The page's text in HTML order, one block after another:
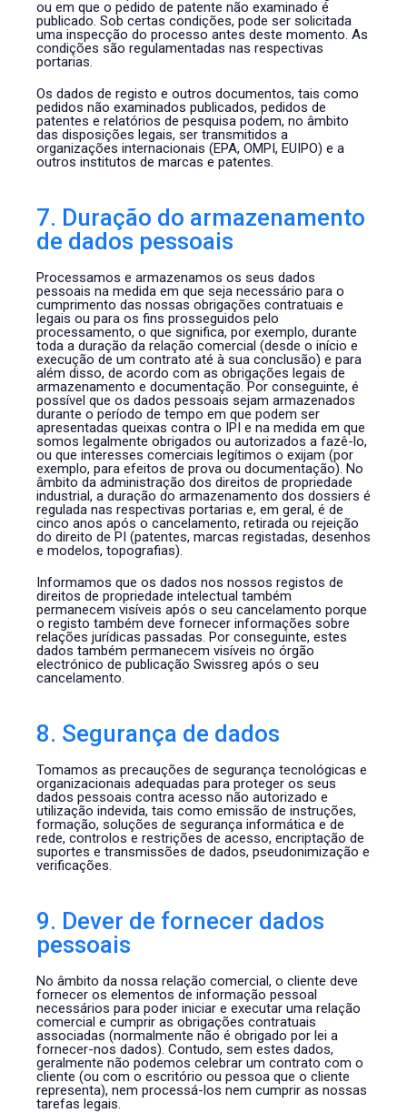
ou em que o pedido de patente não examinado é
publicado. Sob certas condições, pode ser solicitada
uma inspecção do processo antes deste momento. As
condições são regulamentadas nas respectivas
portarias.
Os dados de registo e outros documentos, tais como
pedidos não examinados publicados, pedidos de
patentes e relatórios de pesquisa podem, no âmbito
das disposições legais, ser transmitidos a
organizações internacionais (EPA, OMPI, EUIPO) e a
outros institutos de marcas e patentes.
7. Duração do armazenamento
de dados pessoais
Processamos e armazenamos os seus dados
pessoais na medida em que seja necessário para o
cumprimento das nossas obrigações contratuais e
legais ou para os fins prosseguidos pelo
processamento, o que significa, por exemplo, durante
toda a duração da relação comercial (desde o início e
execução de um contrato até à sua conclusão) e para
além disso, de acordo com as obrigações legais de
armazenamento e documentação. Por conseguinte, é
possível que os dados pessoais sejam armazenados
durante o período de tempo em que podem ser
apresentadas queixas contra o IPI e na medida em que
somos legalmente obrigados ou autorizados a fazê-lo,
ou que interesses comerciais legítimos o exijam (por
exemplo, para efeitos de prova ou documentação). No
âmbito da administração dos direitos de propriedade
industrial, a duração do armazenamento dos dossiers é
regulada nas respectivas portarias e, em geral, é de
cinco anos após o cancelamento, retirada ou rejeição
do direito de PI (patentes, marcas registadas, desenhos
e modelos, topografias).
Informamos que os dados nos nossos registos de
direitos de propriedade intelectual também
permanecem visíveis após o seu cancelamento porque
o registo também deve fornecer informações sobre
relações jurídicas passadas. Por conseguinte, estes
dados também permanecem visíveis no órgão
electrónico de publicação Swissreg após o seu
cancelamento.
8. Segurança de dados
Tomamos as precauções de segurança tecnológicas e
organizacionais adequadas para proteger os seus
dados pessoais contra acesso não autorizado e
utilização indevida, tais como emissão de instruções,
formação, soluções de segurança informática e de
rede, controlos e restrições de acesso, encriptação de
suportes e transmissões de dados, pseudonimização e
verificações.
9. Dever de fornecer dados
pessoais
No âmbito da nossa relação comercial, o cliente deve
fornecer os elementos de informação pessoal
necessários para poder iniciar e executar uma relação
comercial e cumprir as obrigações contratuais
associadas (normalmente não é obrigado por lei a
fornecer-nos dados). Contudo, sem estes dados,
geralmente não podemos celebrar um contrato com o
cliente (ou com o escritório ou pessoa que o cliente
representa), nem processá-los nem cumprir as nossas
tarefas legais.